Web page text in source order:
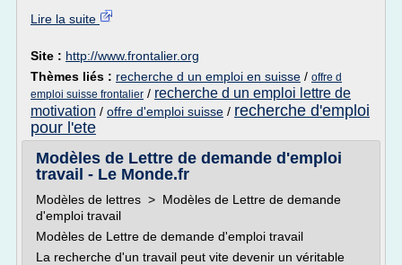
Lire la suite
Site : http://www.frontalier.org
Thèmes liés : recherche d un emploi en suisse / offre d
emploi suisse frontalier / recherche d un emploi lettre de
motivation / offre d'emploi suisse / recherche d'emploi
pour l'ete
Modèles de Lettre de demande d'emploi
travail - Le Monde.fr
Modèles de lettres > Modèles de Lettre de demande
d'emploi travail
Modèles de Lettre de demande d'emploi travail
La recherche d'un travail peut vite devenir un véritable